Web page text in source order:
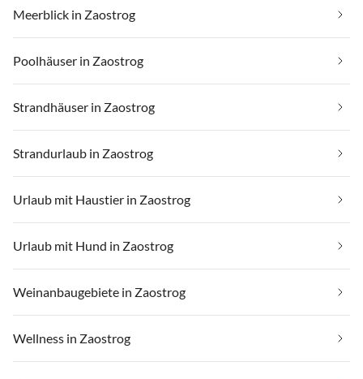
Meerblick in Zaostrog
Poolhäuser in Zaostrog
Strandhäuser in Zaostrog
Strandurlaub in Zaostrog
Urlaub mit Haustier in Zaostrog
Urlaub mit Hund in Zaostrog
Weinanbaugebiete in Zaostrog
Wellness in Zaostrog